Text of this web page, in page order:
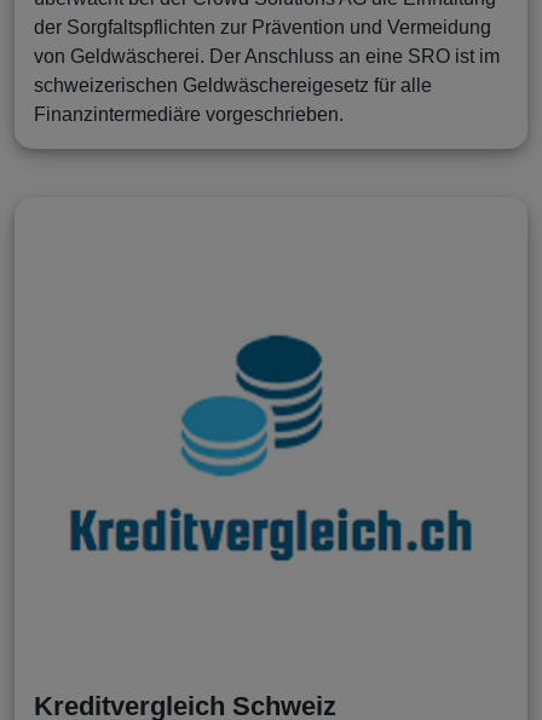
der Sorgfaltspflichten zur Prävention und Vermeidung
von Geldwäscherei. Der Anschluss an eine SRO ist im
schweizerischen Geldwäschereigesetz für alle
Finanzintermediäre vorgeschrieben.
Kreditvergleich Schweiz